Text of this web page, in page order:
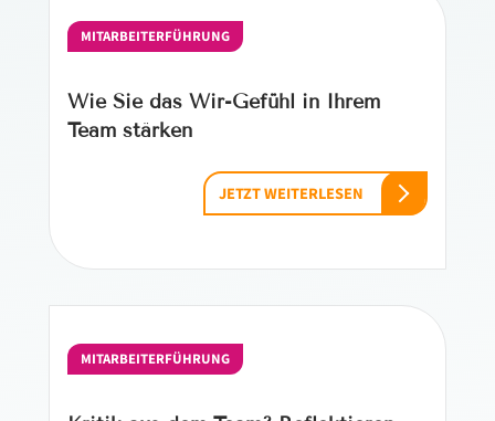
MITARBEITERFÜHRUNG
Wie Sie das Wir-Gefühl in Ihrem
Team stärken
JETZT WEITERLESEN
MITARBEITERFÜHRUNG